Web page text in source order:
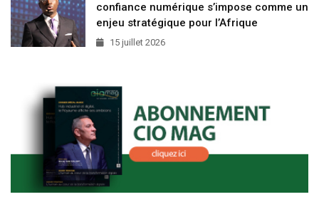
confiance numérique s’impose comme un
enjeu stratégique pour l’Afrique
15 juillet 2026